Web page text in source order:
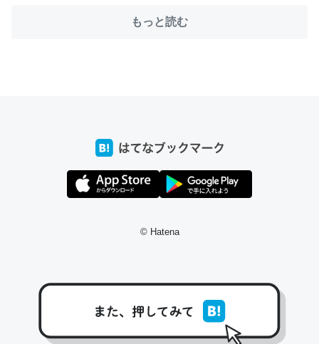
それを実質100倍以上に伸ばす効果があるはず……
─たまにLINEするくらいだった遠方の父67歳と僕。ITツール導入で
コミュニケーションが劇的に変化した｜tayorini by LIFULL介護
回線代ほとんどかからないですよ。参考：
https://toyoshi.hatenablog.com/entry/2019/05/15/1805
34
もっと読む
© Hatena